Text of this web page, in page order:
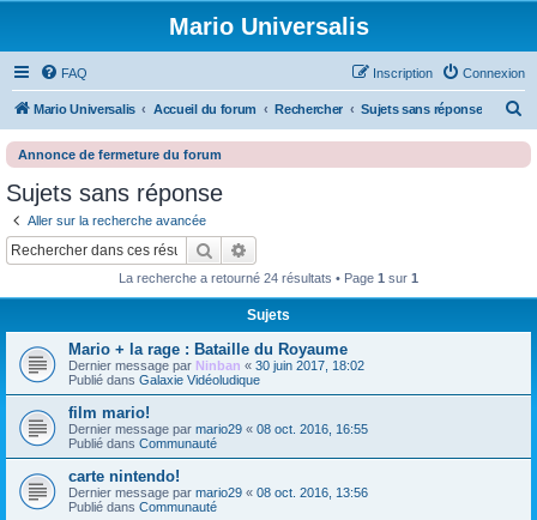
Mario Universalis
FAQ Connexion
Inscription
Mario Universalis Accueil du forum Rechercher Sujets sans réponse
c
Annonce de fermeture du forum
Sujets sans réponse
Aller sur la recherche avancée
Rechercher
La recherche a retourné 24 résultats • Page 1 sur 1
Sujets
Mario + la rage : Bataille du Royaume
Dernier message par Ninban « 30 juin 2017, 18:02
Publié dans Galaxie Vidéoludique
film mario!
Dernier message par mario29 « 08 oct. 2016, 16:55
Publié dans Communauté
carte nintendo!
Dernier message par mario29 « 08 oct. 2016, 13:56
Publié dans Communauté